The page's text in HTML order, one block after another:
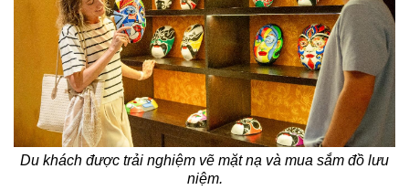
Du khách được trải nghiệm vẽ mặt nạ và mua sắm đồ lưu
niệm.